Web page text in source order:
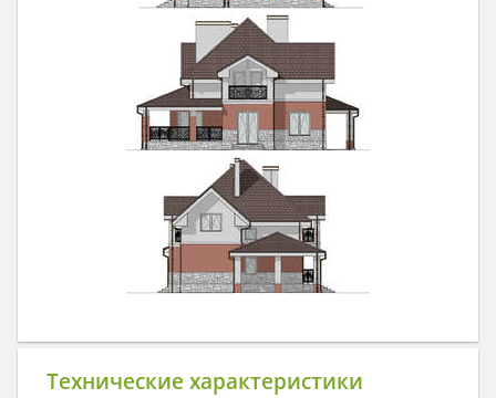
Технические характеристики